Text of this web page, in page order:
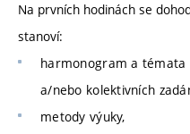
Na prvních hodinách se
stanoví:
harmonogram a témata
a/nebo kolektivních
metody výuky,